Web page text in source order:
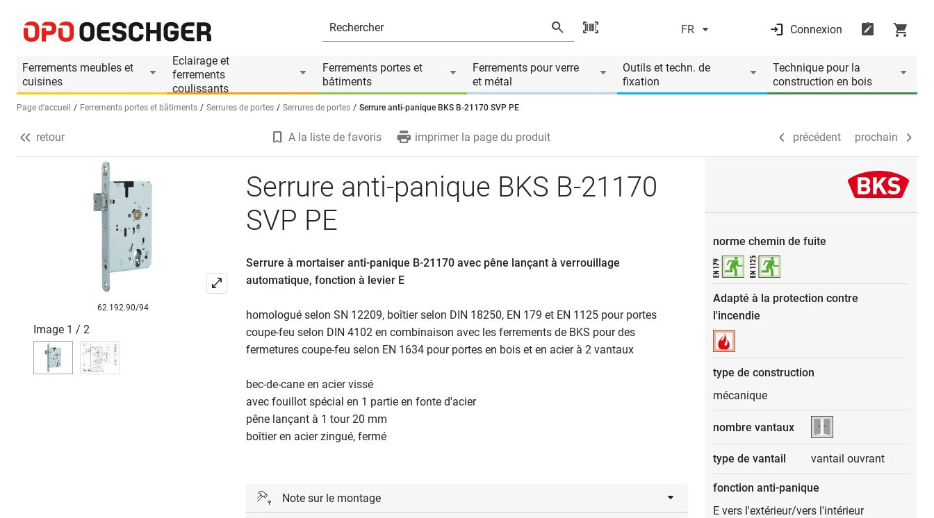
FR Connexion
Ferrements meubles et
cuisines
Eclairage et
ferrements
coulissants
Ferrements portes et
bâtiments
Ferrements pour verre
et métal
Outils et techn. de
fixation
Technique pour la
construction en bois
Sélectionnez une langue (FR)
Page d’accueil Ferrements portes et bâtiments Serrures de portes Serrures de portes Serrure anti-panique BKS B-21170 SVP PE
Informations produit
Accessoires appropriés précédent prochain
retour A la liste de favoris imprimer la page du produit précédent prochain
62.192.90/94
Image 1 / 2
Serrure anti-panique BKS B-21170
SVP PE
Serrure à mortaiser anti-panique B-21170 avec pêne lançant à verrouillage
automatique, fonction à levier E
homologué selon SN 12209, boîtier selon DIN 18250, EN 179 et EN 1125 pour portes
coupe-feu selon DIN 4102 en combinaison avec les ferrements de BKS pour des
fermetures coupe-feu selon EN 1634 pour portes en bois et en acier à 2 vantaux
bec-de-cane en acier vissé
avec fouillot spécial en 1 partie en fonte d'acier
pêne lançant à 1 tour 20 mm
boîtier en acier zingué, fermé
Note sur le montage
norme chemin de fuite
Adapté à la protection contre
l'incendie
type de construction
mécanique
nombre vantaux
type de vantail vantail ouvrant
fonction anti-panique
E vers l'extérieur/vers l'intérieur